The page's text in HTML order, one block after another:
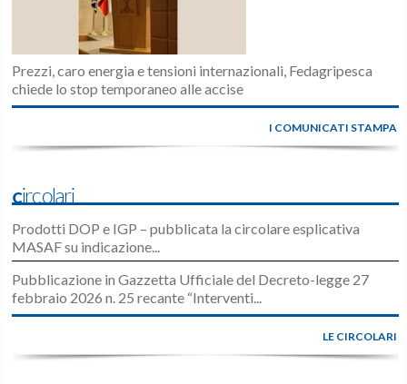
Prezzi, caro energia e tensioni internazionali, Fedagripesca
chiede lo stop temporaneo alle accise
I COMUNICATI STAMPA
Circolari
Prodotti DOP e IGP – pubblicata la circolare esplicativa
MASAF su indicazione...
Pubblicazione in Gazzetta Ufficiale del Decreto-legge 27
febbraio 2026 n. 25 recante “Interventi...
LE CIRCOLARI